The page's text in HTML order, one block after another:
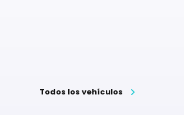
Todos los vehículos